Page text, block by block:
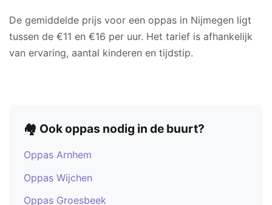
De gemiddelde prijs voor een oppas in Nijmegen ligt
tussen de €11 en €16 per uur. Het tarief is afhankelijk
van ervaring, aantal kinderen en tijdstip.
🏘️ Ook oppas nodig in de buurt?
Oppas Arnhem
Oppas Wijchen
Oppas Groesbeek